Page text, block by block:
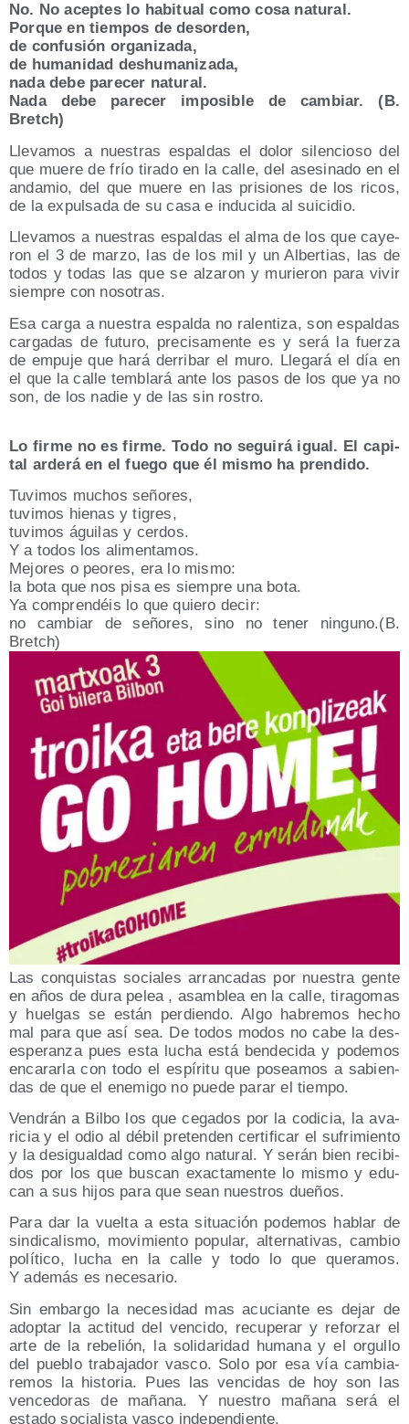
No. No acep­tes lo habi­tual como cosa natural.
Por­que en tiem­pos de desorden,
de con­fu­sión organizada,
de huma­ni­dad deshumanizada,
nada debe pare­cer natural.
Nada debe pare­cer impo­si­ble de cam­biar. (B.
Bretch)
Lle­va­mos a nues­tras espal­das el dolor silen­cio­so del
que mue­re de frío tira­do en la calle, del ase­si­na­do en el
anda­mio, del que mue­re en las pri­sio­nes de los ricos,
de la expul­sa­da de su casa e indu­ci­da al suicidio.
Lle­va­mos a nues­tras espal­das el alma de los que caye­
ron el 3 de mar­zo, las de los mil y un Alber­tias, las de
todos y todas las que se alza­ron y murie­ron para vivir
siem­pre con nosotras.
Esa car­ga a nues­tra espal­da no ralen­ti­za, son espal­das
car­ga­das de futu­ro, pre­ci­sa­men­te es y será la fuer­za
de empu­je que hará derri­bar el muro. Lle­ga­rá el día en
el que la calle tem­bla­rá ante los pasos de los que ya no
son, de los nadie y de las sin rostro.
Lo fir­me no es fir­me. Todo no segui­rá igual. El capi­
tal arde­rá en el fue­go que él mis­mo ha prendido.
Tuvi­mos muchos señores,
tuvi­mos hie­nas y tigres,
tuvi­mos águi­las y cerdos.
Y a todos los alimentamos.
Mejo­res o peo­res, era lo mismo:
la bota que nos pisa es siem­pre una bota.
Ya com­pren­déis lo que quie­ro decir:
no cam­biar de seño­res, sino no tener ninguno.(B.
Bretch)
Las con­quis­tas socia­les arran­ca­das por nues­tra gen­te
en años de dura pelea , asam­blea en la calle, tira­go­mas
y huel­gas se están per­dien­do. Algo habre­mos hecho
mal para que así sea. De todos modos no cabe la des­
es­pe­ran­za pues esta lucha está ben­de­ci­da y pode­mos
enca­rar­la con todo el espí­ri­tu que posea­mos a sabien­
das de que el enemi­go no pue­de parar el tiempo.
Ven­drán a Bil­bo los que cega­dos por la codi­cia, la ava­
ri­cia y el odio al débil pre­ten­den cer­ti­fi­car el sufri­mien­to
y la des­igual­dad como algo natu­ral. Y serán bien reci­bi­
dos por los que bus­can exac­ta­men­te lo mis­mo y edu­
can a sus hijos para que sean nues­tros dueños.
Para dar la vuel­ta a esta situa­ción pode­mos hablar de
sin­di­ca­lis­mo, movi­mien­to popu­lar, alter­na­ti­vas, cam­bio
polí­ti­co, lucha en la calle y todo lo que que­ra­mos.
Y ade­más es necesario.
Sin embar­go la nece­si­dad mas acu­cian­te es dejar de
adop­tar la acti­tud del ven­ci­do, recu­pe­rar y refor­zar el
arte de la rebe­lión, la soli­da­ri­dad huma­na y el orgu­llo
del pue­blo tra­ba­ja­dor vas­co. Solo por esa vía cam­bia­
re­mos la his­to­ria. Pues las ven­ci­das de hoy son las
ven­ce­do­ras de maña­na. Y nues­tro maña­na será el
esta­do socia­lis­ta vas­co independiente.